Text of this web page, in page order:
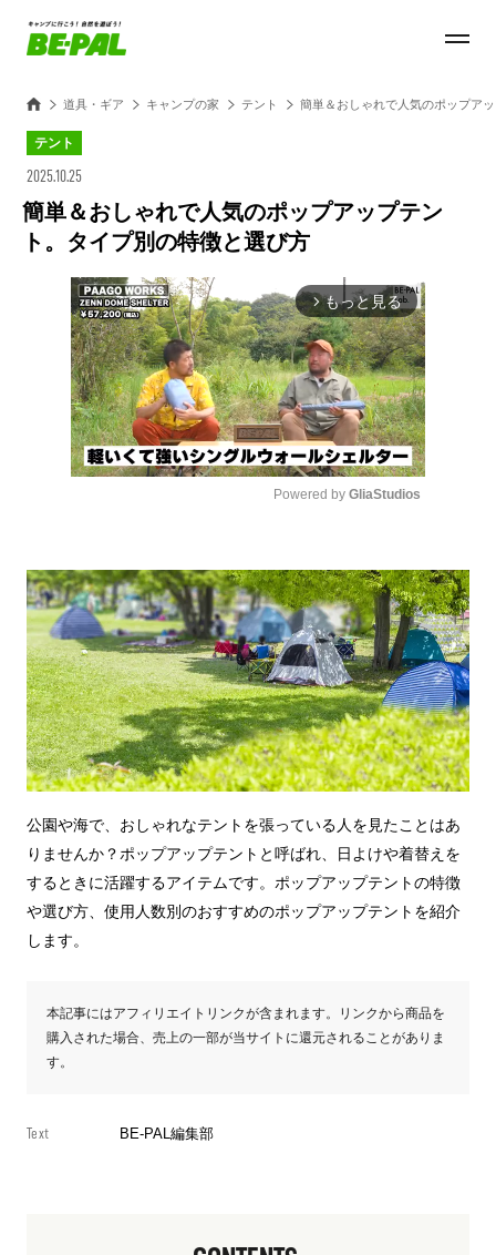
道具・ギア キャンプの家 テント 簡単＆おしゃれで人気のポップア
テント
2025.10.25
簡単＆おしゃれで人気のポップアップテン
ト。タイプ別の特徴と選び方
arrow_forward_ios もっと見る
Powered by GliaStudios
公園や海で、おしゃれなテントを張っている人を見たことはあ
りませんか？ポップアップテントと呼ばれ、日よけや着替えを
するときに活躍するアイテムです。ポップアップテントの特徴
や選び方、使用人数別のおすすめのポップアップテントを紹介
します。
本記事にはアフィリエイトリンクが含まれます。リンクから商品を
購入された場合、売上の一部が当サイトに還元されることがありま
す。
Text BE-PAL編集部